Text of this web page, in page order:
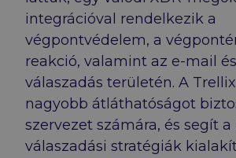
integrációval rendelkezik a
végpontvédelem, a
reakció, valamint az e-mail
válaszadás területén. A
nagyobb átláthatóságot
szervezet számára, és segít
válaszadási stratégiák